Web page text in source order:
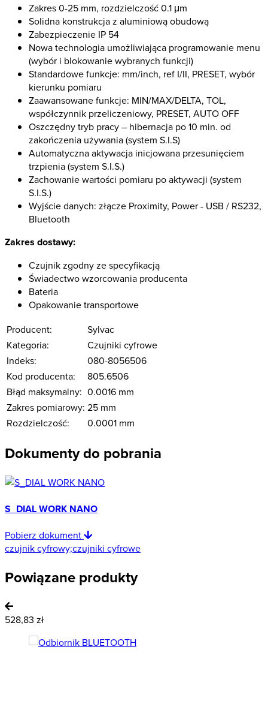
Zakres 0-25 mm, rozdzielczość 0.1 μm
Solidna konstrukcja z aluminiową obudową
Zabezpieczenie IP 54
Nowa technologia umożliwiająca programowanie menu
(wybór i blokowanie wybranych funkcji)
Standardowe funkcje: mm/inch, ref I/II, PRESET, wybór
kierunku pomiaru
Zaawansowane funkcje: MIN/MAX/DELTA, TOL,
współczynnik przeliczeniowy, PRESET, AUTO OFF
Oszczędny tryb pracy – hibernacja po 10 min. od
zakończenia używania (system S.I.S)
Automatyczna aktywacja inicjowana przesunięciem
trzpienia (system S.I.S.)
Zachowanie wartości pomiaru po aktywacji (system
S.I.S.)
Wyjście danych: złącze Proximity, Power - USB / RS232,
Bluetooth
Zakres dostawy:
Czujnik zgodny ze specyfikacją
Świadectwo wzorcowania producenta
Bateria
Opakowanie transportowe
Producent:
Sylvac
Kategoria:
Czujniki cyfrowe
Indeks:
080-8056506
Kod producenta:
805.6506
Błąd maksymalny: 0.0016 mm
Zakres pomiarowy: 25 mm
Rozdzielczość:
0.0001 mm
Dokumenty do pobrania
S_DIAL WORK NANO
Pobierz dokument
czujnik cyfrowy;czujniki cyfrowe
Powiązane produkty
528,83 zł